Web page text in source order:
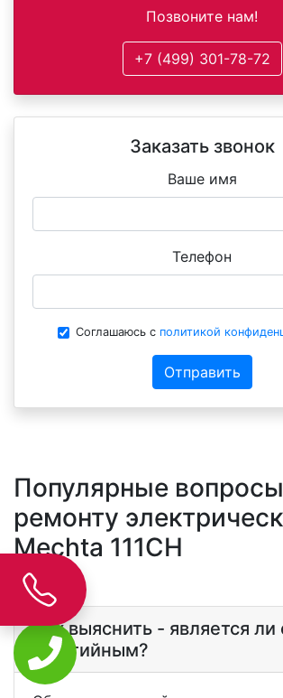
Позвоните нам!
+7 (499) 301-78-72
Заказать звонок
Ваше имя
Телефон
Соглашаюсь с политикой
Отправить
Популярные
ремонту
Mechta 111CH
Как выяснить - является ли
гаратийным?